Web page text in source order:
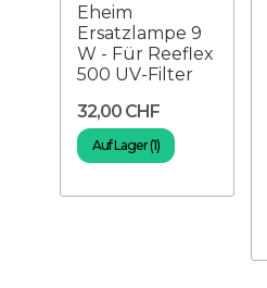
Eheim
Ersatzlampe 9
W - Für Reeflex
500 UV-Filter
32,00 CHF
Auf Lager (1)